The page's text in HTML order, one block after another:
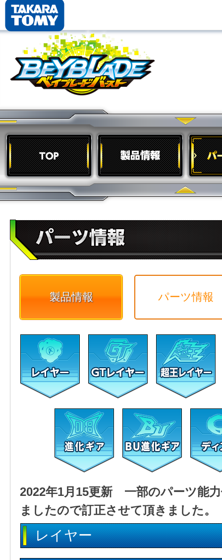
製品情報 パーツ情報
2022年1月15更新 一部のパーツ能
ましたので訂正させて頂きました。
レイヤー